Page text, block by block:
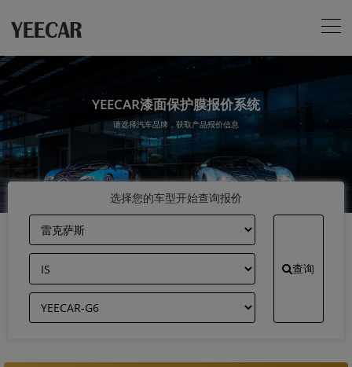
YEECAR漆面保护膜报价系统
请选择汽车品牌，获取产品报价信息
选择您的车型开始查询报价
查询